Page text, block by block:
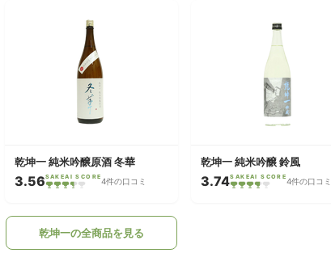
乾坤一 純米吟醸原酒 冬華
3.56SAKEAI SCORE4件の口コミ
乾坤一 純米吟醸 鈴風
3.74SAKEAI SCORE4件の口コミ
乾坤一の全商品を見る